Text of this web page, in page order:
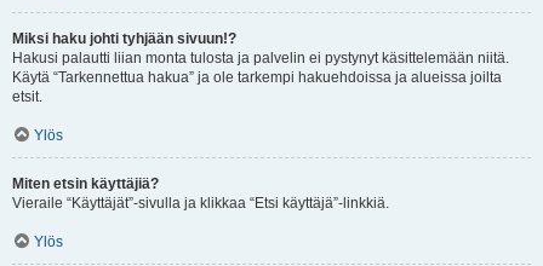
Miksi haku johti tyhjään sivuun!?
Hakusi palautti liian monta tulosta ja palvelin ei pystynyt käsittelemään niitä.
Käytä “Tarkennettua hakua” ja ole tarkempi hakuehdoissa ja alueissa joilta
etsit.
Ylös
Miten etsin käyttäjiä?
Vieraile “Käyttäjät”-sivulla ja klikkaa “Etsi käyttäjä”-linkkiä.
Ylös